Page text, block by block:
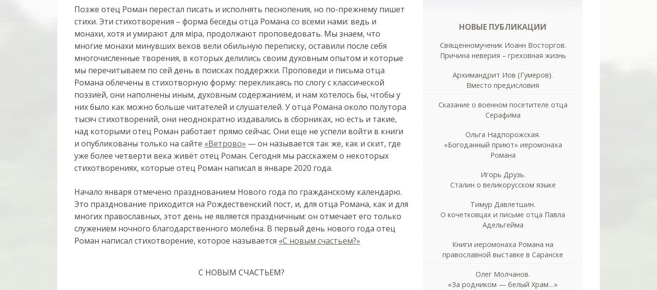
Позже отец Роман перестал писать и исполнять песнопения, но по-прежнему пишет
стихи. Эти стихотворения – форма беседы отца Романа со всеми нами: ведь и
монахи, хотя и умирают для мiра, продолжают проповедовать. Мы знаем, что
многие монахи минувших веков вели обильную переписку, оставили после себя
многочисленные творения, в которых делились своим духовным опытом и которые
мы перечитываем по сей день в поисках поддержки. Проповеди и письма отца
Романа облечены в стихотворную форму: перекликаясь по слогу с классической
поэзией, они наполнены иным, духовным содержанием, и нам хотелось бы, чтобы у
них было как можно больше читателей и слушателей. У отца Романа около полутора
тысяч стихотворений, они неоднократно издавались в сборниках, но есть и такие,
над которыми отец Роман работает прямо сейчас. Они еще не успели войти в книги
и опубликованы только на сайте «Ветрово» — он называется так же, как и скит, где
уже более четверти века живёт отец Роман. Сегодня мы расскажем о некоторых
стихотворениях, которые отец Роман написал в январе 2020 года.
Начало января отмечено празднованием Нового года по гражданскому календарю.
Это празднование приходится на Рождественский пост, и, для отца Романа, как и для
многих православных, этот день не является праздничным: он отмечает его только
служением ночного благодарственного молебна. В первый день нового года отец
Роман написал стихотворение, которое называется «С новым счастьем?»
С НОВЫМ СЧАСТЬЕМ?
НОВЫЕ ПУБЛИКАЦИИ
Священномученик Иоанн Восторгов.
Причина неверия – греховная жизнь
Архимандрит Иов (Гумеров).
Вместо предисловия
Сказание о военном посетителе отца
Серафима
Ольга Надпорожская.
«Богоданный приют» иеромонаха
Романа
Игорь Друзь.
Сталин о великорусском языке
Тимур Давлетшин.
О кочетковцах и письме отца Павла
Адельгейма
Книги иеромонаха Романа на
православной выставке в Саранске
Олег Молчанов.
«За родником — белый Храм…»